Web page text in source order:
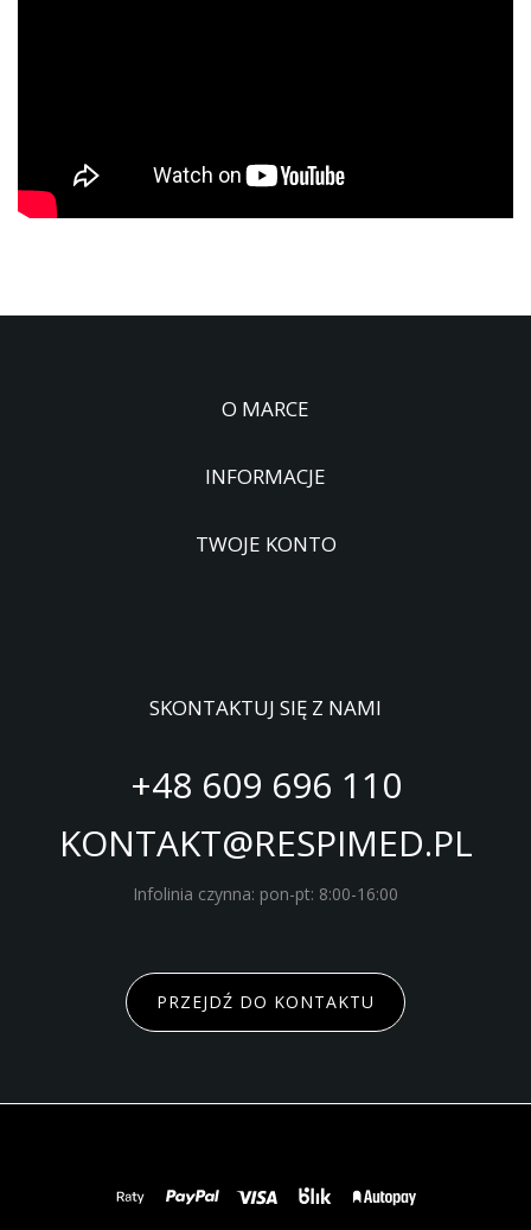
O MARCE
INFORMACJE
TWOJE KONTO
SKONTAKTUJ SIĘ Z NAMI
+48 609 696 110
KONTAKT@RESPIMED.PL
Infolinia czynna: pon-pt: 8:00-16:00
PRZEJDŹ DO KONTAKTU